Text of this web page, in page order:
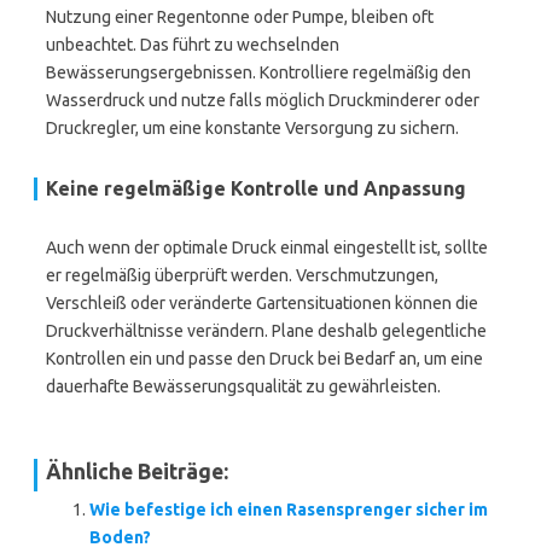
Nutzung einer Regentonne oder Pumpe, bleiben oft
unbeachtet. Das führt zu wechselnden
Bewässerungsergebnissen. Kontrolliere regelmäßig den
Wasserdruck und nutze falls möglich Druckminderer oder
Druckregler, um eine konstante Versorgung zu sichern.
Keine regelmäßige Kontrolle und Anpassung
Auch wenn der optimale Druck einmal eingestellt ist, sollte
er regelmäßig überprüft werden. Verschmutzungen,
Verschleiß oder veränderte Gartensituationen können die
Druckverhältnisse verändern. Plane deshalb gelegentliche
Kontrollen ein und passe den Druck bei Bedarf an, um eine
dauerhafte Bewässerungsqualität zu gewährleisten.
Ähnliche Beiträge:
Wie befestige ich einen Rasensprenger sicher im
Boden?